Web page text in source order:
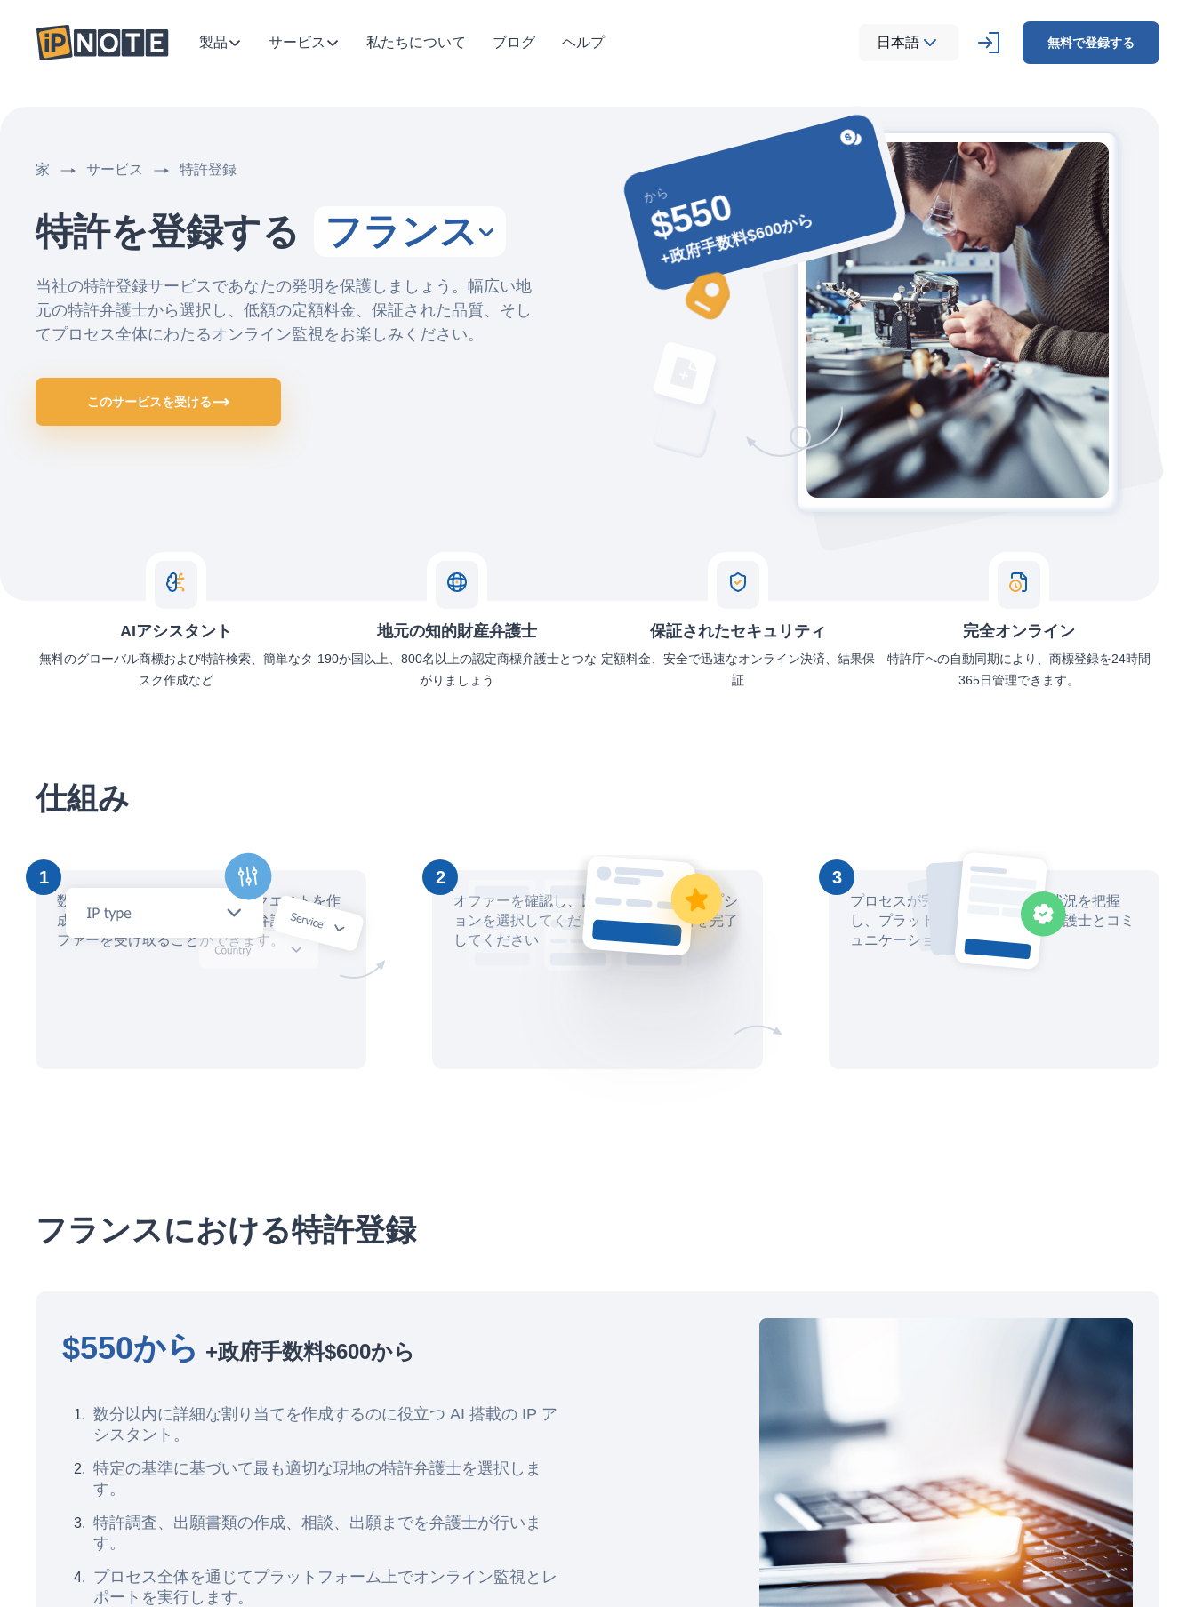
製品 サービス 私たちについて ブログ ヘルプ 日本語 無料で登録する
家 サービス 特許登録
特許を登録する フランス
当社の特許登録サービスであなたの発明を保護しましょう。幅広い地
元の特許弁護士から選択し、低額の定額料金、保証された品質、そし
てプロセス全体にわたるオンライン監視をお楽しみください。
このサービスを受ける
から
$550
+政府手数料$600から
AIアシスタント
無料のグローバル商標および特許検索、簡単なタ
スク作成など
地元の知的財産弁護士
190か国以上、800名以上の認定商標弁護士とつな
がりましょう
保証されたセキュリティ
定額料金、安全で迅速なオンライン決済、結果保
証
完全オンライン
特許庁への自動同期により、商標登録を24時間
365日管理できます。
仕組み
1
数分以内にAIアシスタントでリクエストを作
成し、数十人の地元の知的財産弁護士からオ
ファーを受け取ることができます。
2
オファーを確認し、比較して、最適なオプシ
ョンを選択してください。安全に取引を完了
してください
3
プロセスが完了するまで、進捗状況を把握
し、プラットフォームを通じて弁護士とコミ
ュニケーションを取ります。
フランスにおける特許登録
$550から +政府手数料$600から
数分以内に詳細な割り当てを作成するのに役立つ AI 搭載の IP ア
シスタント。
特定の基準に基づいて最も適切な現地の特許弁護士を選択しま
す。
特許調査、出願書類の作成、相談、出願までを弁護士が行いま
す。
プロセス全体を通じてプラットフォーム上でオンライン監視とレ
ポートを実行します。